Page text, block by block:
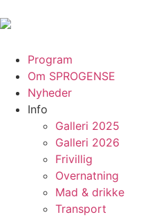
Program
Om SPROGENSE
Nyheder
Info
Galleri 2025
Galleri 2026
Frivillig
Overnatning
Mad & drikke
Transport